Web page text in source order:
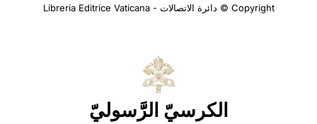
Copyright © دائرة الاتصالات - Libreria Editrice Vaticana
الكرسيّ الرَّسوليّ